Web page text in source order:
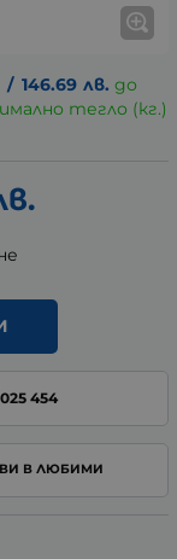
/ 146.69 лв. до
тегло (кг.)
454
В ЛЮБИМИ